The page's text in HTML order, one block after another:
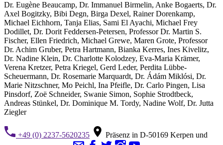
Dr. Eugène Beaucamp, Dr. Immanuel Birmelin, Anke Bogaerts, Dr.
Axel Bogitzky, Bibi Degn, Birga Dexel, Rainer Dorenkamp,
Michael Eichhorn, Tanja Elias, Sami El Ayachi, Michael Frey
Dodillet, Dr. Dorit Feddersen-Petersen, Professor Dr. Martin S.
Fischer, Ellen Friedrich, Michael Grewe, Maren Grote, Professor
Dr. Achim Gruber, Petra Hartmann, Bianka Kerres, Ines Kivelitz,
Dr. Nadine Klein, Dr. Charlotte Kolodzey, Eva-Maria Krämer,
Verena Kretzer, Petra Kriegel, Gerd Leder, Perdita Lübbe-
Scheuermann, Dr. Rosemarie Marquardt, Dr. Ádám Miklósi, Dr.
Marie Nitzschner, Mo Peichl, Ina Pfeifle, Dr. Carlo Pingen, Lisa
Pinsdorf, Zoë Schneider, Swanie Simon, Sophie Strodtbeck,
Andreas Stünkel, Dr. Dominique M. Tordy, Nadine Wolf, Dr. Jutta
Ziegler
+49 (0) 2237-5620235
Präsenz in D-50169 Kerpen und